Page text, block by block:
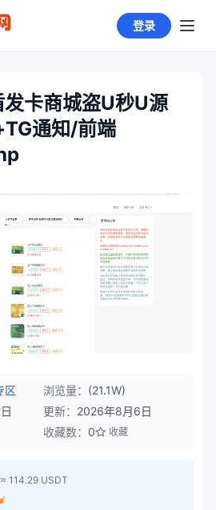
登录
发卡商城盗U秒U源
通知/前端
区 浏览量： (21.1W)
更新： 2026年8月6日
收藏数： 0 收藏
≈ 114.29 USDT